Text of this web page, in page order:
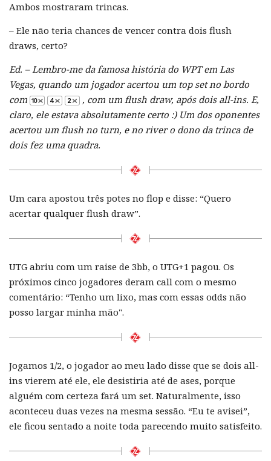
Ambos mostraram trincas.
– Ele não teria chances de vencer contra dois flush
draws, certo?
Ed. – Lembro-me da famosa história do WPT em Las
Vegas, quando um jogador acertou um top set no bordo
com
, com um flush draw, após dois all-ins. E,
claro, ele estava absolutamente certo :) Um dos oponentes
acertou um flush no turn, e no river o dono da trinca de
dois fez uma quadra.
Um cara apostou três potes no flop e disse: “Quero
acertar qualquer flush draw”.
UTG abriu com um raise de 3bb, o UTG+1 pagou. Os
próximos cinco jogadores deram call com o mesmo
comentário: “Tenho um lixo, mas com essas odds não
posso largar minha mão".
Jogamos 1/2, o jogador ao meu lado disse que se dois all-
ins vierem até ele, ele desistiria até de ases, porque
alguém com certeza fará um set. Naturalmente, isso
aconteceu duas vezes na mesma sessão. “Eu te avisei”,
ele ficou sentado a noite toda parecendo muito satisfeito.